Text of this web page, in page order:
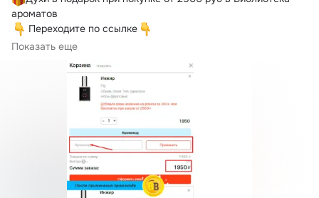
Переходите по ссылке
Показать еще